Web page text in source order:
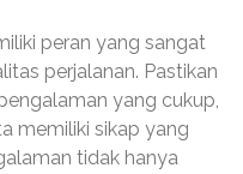
peran yang sangat
perjalanan. Pastikan
yang cukup,
memiliki sikap yang
tidak hanya